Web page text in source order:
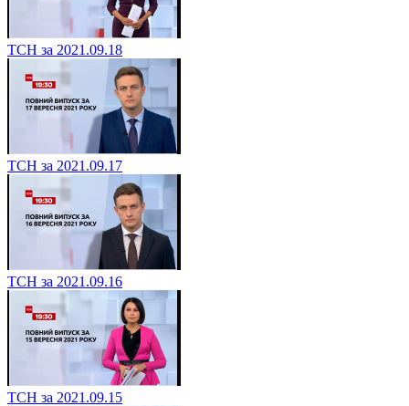
ТСН за 2021.09.18
ТСН за 2021.09.17
ТСН за 2021.09.16
ТСН за 2021.09.15